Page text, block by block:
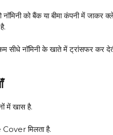
नॉमिनी को बैंक या बीमा कंपनी में
सीधे नॉमिनी के खाते में ट्रांसफर कर
में खास है.
Cover मिलता है.